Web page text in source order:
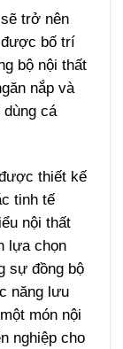
trở nên
được bố trí
bộ nội thất
nắp và
dùng cá
thiết kế
tinh tế
nội thất
lựa chọn
sự đồng bộ
năng lưu
món nội
nghiệp cho